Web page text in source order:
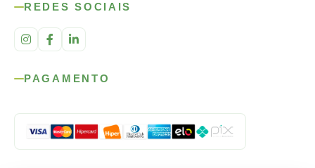
REDES SOCIAIS
PAGAMENTO